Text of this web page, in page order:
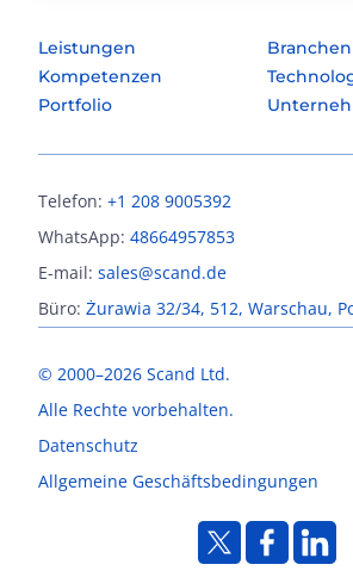
Leistungen
Branchen
Kompetenzen
Portfolio
© 2000–2026 Scand Ltd.
Alle Rechte vorbehalten.
Datenschutz
Allgemeine Geschäftsbedingungen
Telefon: +1 208 9005392
WhatsApp: 48664957853
E-mail: sales@scand.de
Büro: Żurawia 32/34, 512, Warschau,